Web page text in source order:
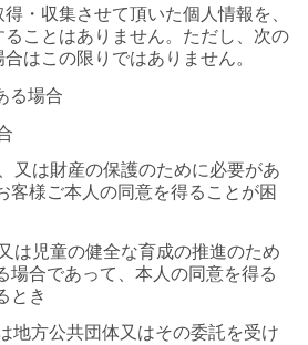
・収集させて頂いた個人情報を、
ことはありません。ただし、次の
はこの限りではありません。
る場合
又は財産の保護のために必要があ
客様ご本人の同意を得ることが困
は児童の健全な育成の推進のため
場合であって、本人の同意を得る
とき
地方公共団体又はその委託を受け